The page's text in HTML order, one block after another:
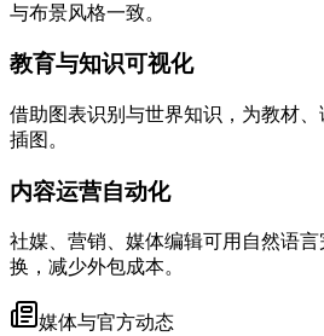
与布景风格一致。
教育与知识可视化
借助图表识别与世界知识，为教材
插图。
内容运营自动化
社媒、营销、媒体编辑可用自然语
换，减少外包成本。
媒体与官方动态